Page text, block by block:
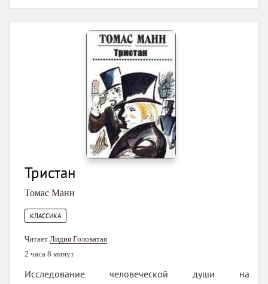
Тристан
Томас Манн
КЛАССИКА
Читает Лидия Головатая
2 часа 8 минут
Исследование человеческой души на